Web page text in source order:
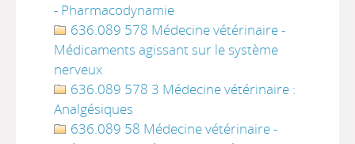
- Pharmacodynamie
636.089 578 Médecine vétérinaire -
Médicaments agissant sur le système
nerveux
636.089 578 3 Médecine vétérinaire :
Analgésiques
636.089 58 Médecine vétérinaire -